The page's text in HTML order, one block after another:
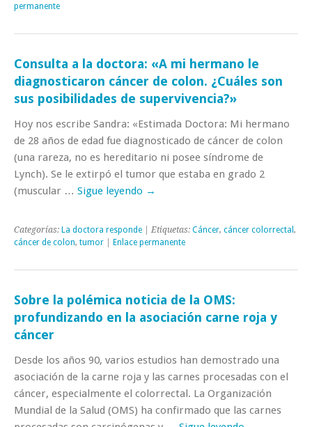
permanente
Consulta a la doctora: «A mi hermano le
diagnosticaron cáncer de colon. ¿Cuáles son
sus posibilidades de supervivencia?»
Hoy nos escribe Sandra: «Estimada Doctora: Mi hermano
de 28 años de edad fue diagnosticado de cáncer de colon
(una rareza, no es hereditario ni posee síndrome de
Lynch). Se le extirpó el tumor que estaba en grado 2
(muscular … Sigue leyendo →
Categorías: La doctora responde | Etiquetas: Cáncer, cáncer colorrectal ,
cáncer de colon, tumor Enlace permanente
Sobre la polémica noticia de la OMS:
profundizando en la asociación carne roja y
cáncer
Desde los años 90, varios estudios han demostrado una
asociación de la carne roja y las carnes procesadas con el
cáncer, especialmente el colorrectal. La Organización
Mundial de la Salud (OMS) ha confirmado que las carnes